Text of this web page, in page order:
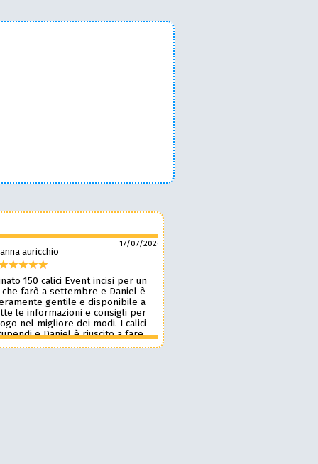
anna auricchio
17/07/2026
150 calici Event incisi per un
farò a settembre e Daniel è
gentile e disponibile a
le informazioni e consigli per
nel migliore dei modi. I calici
e Daniel è riuscito a fare
giorni accontentandomi.